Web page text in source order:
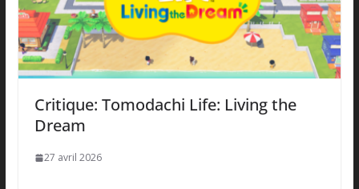
Critique: Tomodachi Life: Living the
Dream
27 avril 2026